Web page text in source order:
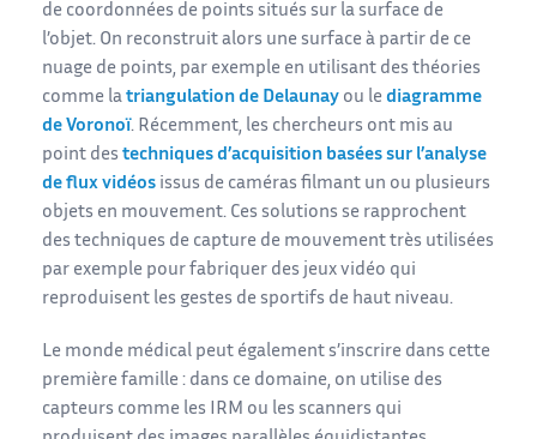
de coordonnées de points situés sur la surface de
l’objet. On reconstruit alors une surface à partir de ce
nuage de points, par exemple en utilisant des théories
comme la triangulation de Delaunay ou le diagramme
de Voronoï. Récemment, les chercheurs ont mis au
point des techniques d’acquisition basées sur l’analyse
de flux vidéos issus de caméras filmant un ou plusieurs
objets en mouvement. Ces solutions se rapprochent
des techniques de capture de mouvement très utilisées
par exemple pour fabriquer des jeux vidéo qui
reproduisent les gestes de sportifs de haut niveau.
Le monde médical peut également s’inscrire dans cette
première famille : dans ce domaine, on utilise des
capteurs comme les IRM ou les scanners qui